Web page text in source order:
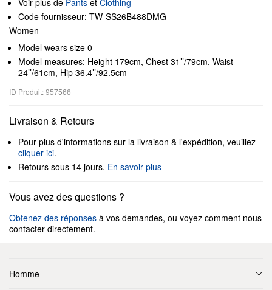
Voir plus de Pants et Clothing
Code fournisseur: TW-SS26B488DMG
Women
Model wears size 0
Model measures: Height 179cm, Chest 31’’/79cm, Waist
24’’/61cm, Hip 36.4’’/92.5cm
ID Produit: 957566
Livraison & Retours
Pour plus d'informations sur la livraison & l'expédition, veuillez
cliquer ici.
Retours sous 14 jours. En savoir plus
Vous avez des questions ?
Obtenez des réponses à vos demandes, ou voyez comment nous
contacter directement.
Homme